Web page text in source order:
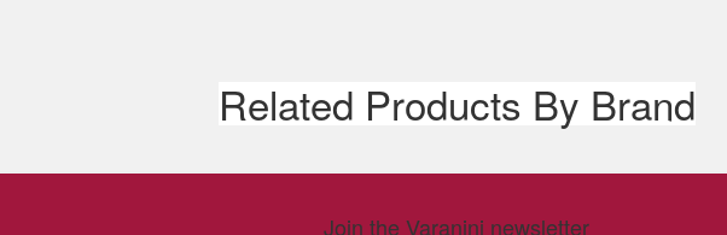
Related Products By Brand
Join the Varanini newsletter